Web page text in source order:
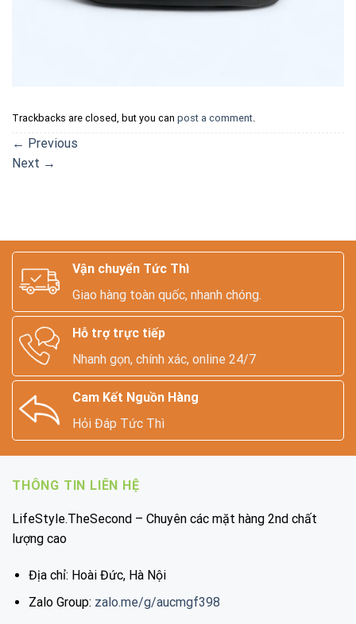
Trackbacks are closed, but you can post a comment.
← Previous
Next →
Vận chuyển Tức Thì
Giao hàng toàn quốc, nhanh chóng.
Hỗ trợ trực tiếp
Nhanh gọn, chính xác, online 24/7
Cam Kết Nguồn Hàng
Hỏi Đáp Tức Thì
THÔNG TIN LIÊN HỆ
LifeStyle.TheSecond – Chuyên các mặt hàng 2nd chất
lượng cao
Địa chỉ: Hoài Đức, Hà Nội
Zalo Group: zalo.me/g/aucmgf398